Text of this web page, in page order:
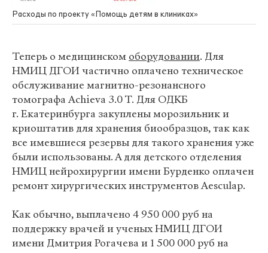
Расходы по проекту «Помощь детям в клиниках»
Теперь о медицинском оборудовании. Для
НМИЦ ДГОИ частично оплачено техническое
обслуживание магнитно-резонансного
томографа Achieva 3.0 T. Для ОДКБ
г. Екатеринбурга закуплены морозильник и
криоштатив для хранения биообразцов, так как
все имевшиеся резервы для такого хранения уже
были использованы. А для детского отделения
НМИЦ нейрохирургии имени Бурденко оплачен
ремонт хирургических инструментов Aesculap.
Как обычно, выплачено 4 950 000 руб на
поддержку врачей и ученых НМИЦ ДГОИ
имени Дмитрия Рогачева и 1 500 000 руб на